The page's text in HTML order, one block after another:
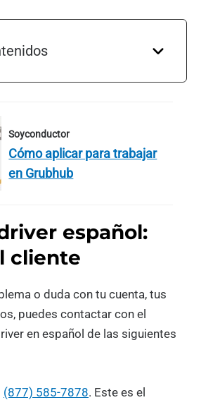
Soyconductor
Cómo aplicar para trabajar
en Grubhub
español:
cliente
o duda con tu cuenta, tus
puedes contactar con el
en español de las siguientes
(877) 585-7878. Este es el